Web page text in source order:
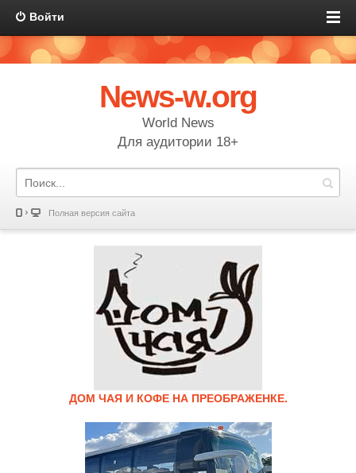
Войти
News-w.org
World News
Для аудитории 18+
Полная версия сайта
ДОМ ЧАЯ И КОФЕ НА ПРЕОБРАЖЕНКЕ.